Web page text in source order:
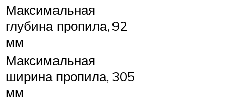
Максимальная
глубина пропила,
мм
92
Максимальная
ширина пропила,
мм
305